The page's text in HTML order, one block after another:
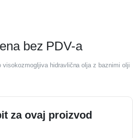
bez PDV-a
visokozmogljiva hidravlična olja z baznimi olji
za ovaj proizvod